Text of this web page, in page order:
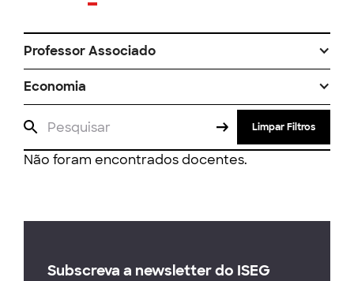
Professor Associado
Economia
Limpar Filtros
Não foram encontrados docentes.
Subscreva a newsletter do ISEG